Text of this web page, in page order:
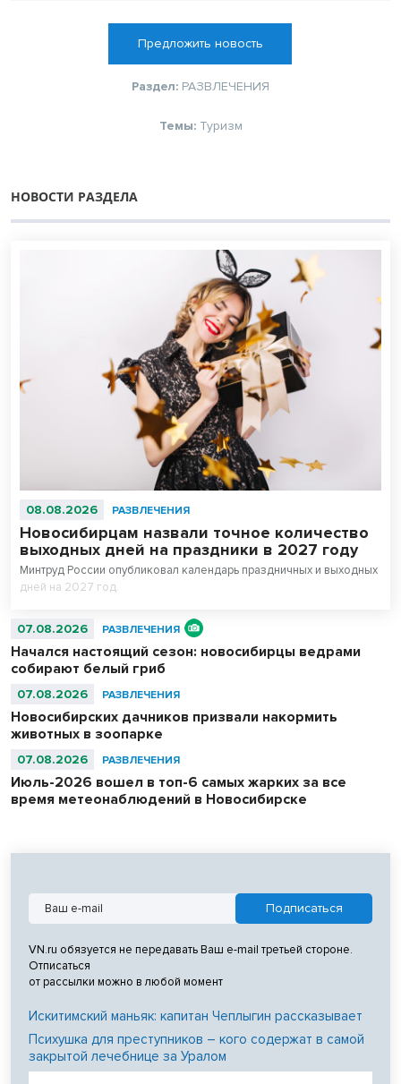
Предложить новость
Раздел: РАЗВЛЕЧЕНИЯ
Темы: Туризм
НОВОСТИ РАЗДЕЛА
08.08.2026 РАЗВЛЕЧЕНИЯ
Новосибирцам назвали точное количество
выходных дней на праздники в 2027 году
Минтруд России опубликовал календарь праздничных и выходных
дней на 2027 год.
07.08.2026 РАЗВЛЕЧЕНИЯ
Начался настоящий сезон: новосибирцы ведрами
собирают белый гриб
07.08.2026 РАЗВЛЕЧЕНИЯ
Новосибирских дачников призвали накормить
животных в зоопарке
07.08.2026 РАЗВЛЕЧЕНИЯ
Июль-2026 вошел в топ-6 самых жарких за все
время метеонаблюдений в Новосибирске
VN.ru обязуется не передавать Ваш e-mail третьей стороне.
Отписаться
от рассылки можно в любой момент
Искитимский маньяк: капитан Чеплыгин рассказывает
Психушка для преступников – кого содержат в самой
закрытой лечебнице за Уралом